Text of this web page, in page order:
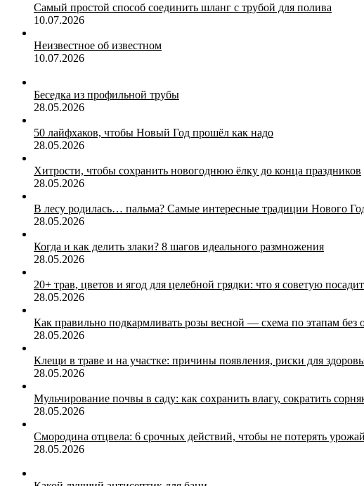
Самый простой способ соединить шланг с трубой для полива
10.07.2026
Неизвестное об известном
10.07.2026
Беседка из профильной трубы
28.05.2026
50 лайфхаков, чтобы Новый Год прошёл как надо
28.05.2026
Хитрости, чтобы сохранить новогоднюю ёлку до конца праздников
28.05.2026
В лесу родилась… пальма? Самые интересные традиции Нового
28.05.2026
Когда и как делить злаки? 8 шагов идеального размножения
28.05.2026
20+ трав, цветов и ягод для целебной грядки: что я советую
28.05.2026
Как правильно подкармливать розы весной — схема по этапам без
28.05.2026
Клещи в траве и на участке: причины появления, риски для
28.05.2026
Мульчирование почвы в саду: как сохранить влагу, сократить
28.05.2026
Смородина отцвела: 6 срочных действий, чтобы не потерять урожай
28.05.2026